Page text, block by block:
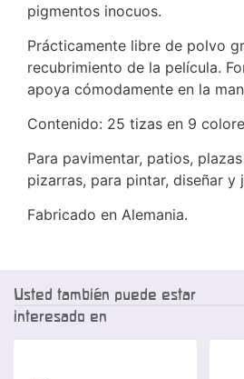
pigmentos inocuos.
Prácticamente libre de polvo
recubrimiento de la película.
apoya cómodamente en la
Contenido: 25 tizas en 9
Para pavimentar, patios,
pizarras, para pintar, diseñar y
Fabricado en Alemania.
Usted también puede estar
interesado en